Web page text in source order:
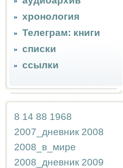
хронология
Телеграм: книги
списки
ссылки
8 14 88 1968
2007_дневник 2008
2008_в_мире
2008_дневник 2009